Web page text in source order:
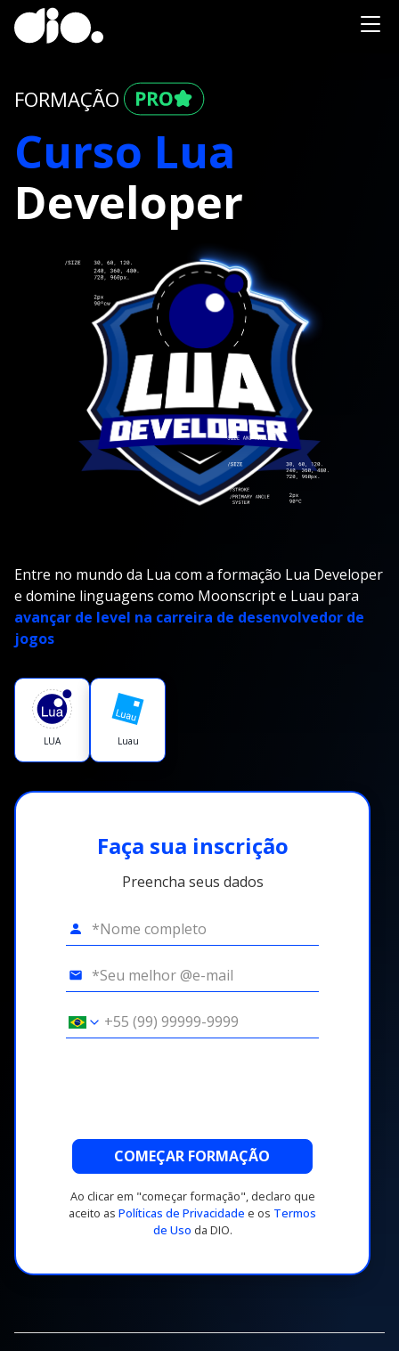
FORMAÇÃO
Curso Lua
Developer
Entre no mundo da Lua com a formação Lua Developer
e domine linguagens como Moonscript e Luau para
avançar de level na carreira de desenvolvedor de
jogos
LUA Luau
Faça sua inscrição
Preencha seus dados
COMEÇAR FORMAÇÃO
Ao clicar em "começar formação", declaro que
aceito as Políticas de Privacidade e os Termos
de Uso da DIO.